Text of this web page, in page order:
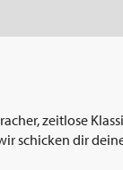
zeitlose
schicken dir